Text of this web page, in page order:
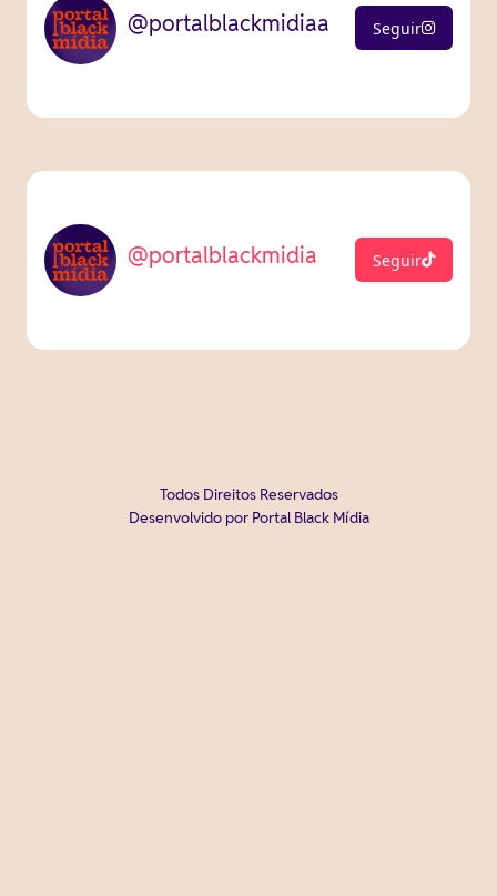
@portalblackmidiaa Seguir
@portalblackmidia Seguir
Todos Direitos Reservados
Desenvolvido por Portal Black Mídia